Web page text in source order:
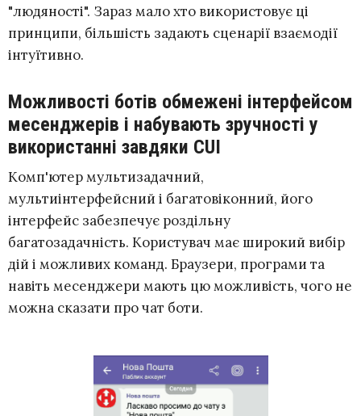
"людяності". Зараз мало хто використовує ці
принципи, більшість задають сценарії взаємодії
інтуїтивно.
Можливості ботів обмежені інтерфейсом
месенджерів і набувають зручності у
використанні завдяки CUI
Комп'ютер мультизадачний,
мультиінтерфейсний і багатовіконний, його
інтерфейс забезпечує роздільну
багатозадачність. Користувач має широкий вибір
дій і можливих команд. Браузери, програми та
навіть месенджери мають цю можливість, чого не
можна сказати про чат боти.